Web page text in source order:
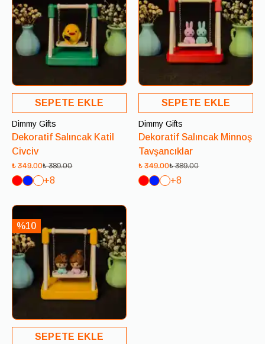
SEPETE EKLE
Dimmy Gifts
Dekoratif Salıncak Katil
Civciv
₺ 349.00₺ 389.00
+8
SEPETE EKLE
Dimmy Gifts
Dekoratif Salıncak Minnoş
Tavşancıklar
₺ 349.00₺ 389.00
+8
%10
SEPETE EKLE